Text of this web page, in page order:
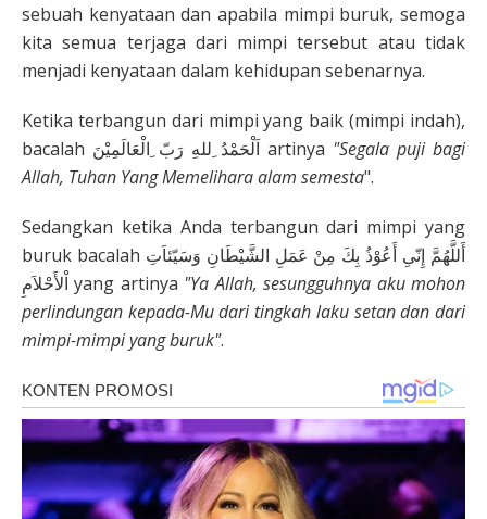
sebuah kenyataan dan apabila mimpi buruk, semoga
kita semua terjaga dari mimpi tersebut atau tidak
menjadi kenyataan dalam kehidupan sebenarnya.
Ketika terbangun dari mimpi yang baik (mimpi indah),
bacalah اَلْحَمْدُ ِللهِ رَبّ ِالْعَالَمِيْنَ artinya "Segala puji bagi
Allah, Tuhan Yang Memelihara alam semesta".
Sedangkan ketika Anda terbangun dari mimpi yang
buruk bacalah أَللَّهُمَّ إِنّىِ أَعُوْذُ بِكَ مِنْ عَمَلِ الشَّيْطَانِ وَسَيّئاَتِ
اْلأَحْلاَمِ yang artinya "Ya Allah, sesungguhnya aku mohon
perlindungan kepada-Mu dari tingkah laku setan dan dari
mimpi-mimpi yang buruk".